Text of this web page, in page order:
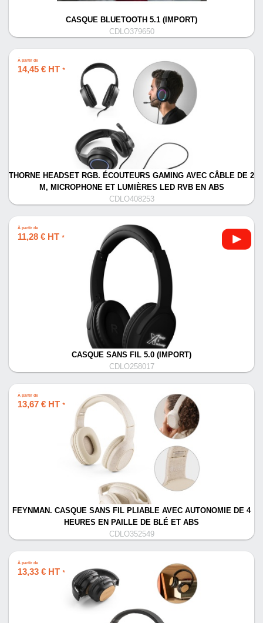
CASQUE BLUETOOTH 5.1 (IMPORT)
CDLO379650
À partir de
14,45 € HT *
THORNE HEADSET RGB. ÉCOUTEURS GAMING AVEC CÂBLE DE 2
M, MICROPHONE ET LUMIÈRES LED RVB EN ABS
CDLO408253
À partir de
11,28 € HT *
CASQUE SANS FIL 5.0 (IMPORT)
CDLO258017
À partir de
13,67 € HT *
FEYNMAN. CASQUE SANS FIL PLIABLE AVEC AUTONOMIE DE 4
HEURES EN PAILLE DE BLÉ ET ABS
CDLO352549
À partir de
13,33 € HT *